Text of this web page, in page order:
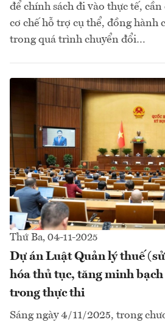
để chính sách đi vào thực tế,
cơ chế hỗ trợ cụ thể, đồng hành
trong quá trình chuyển đổi…
Thứ Ba, 04-11-2025
Dự án Luật Quản lý thuế
hóa thủ tục, tăng minh bạch
trong thực thi
Sáng ngày 4/11/2025, trong